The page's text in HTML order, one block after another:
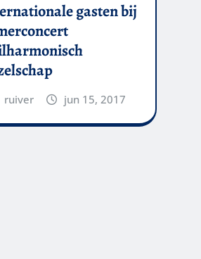
gasten bij
ruiver jun 15, 2017